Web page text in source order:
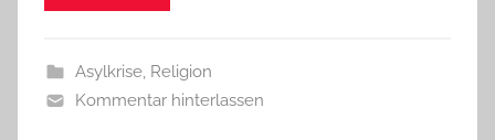
Asylkrise, Religion
Kommentar hinterlassen